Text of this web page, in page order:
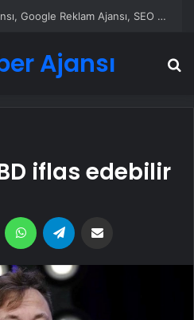
Serjoy : Dijital Medya Ajansı, Google Reklam Ajansı, SEO Ajansı ve Web Tasarım Ajansı
Ajansı
iflas edebilir
MessengerWhatsApp